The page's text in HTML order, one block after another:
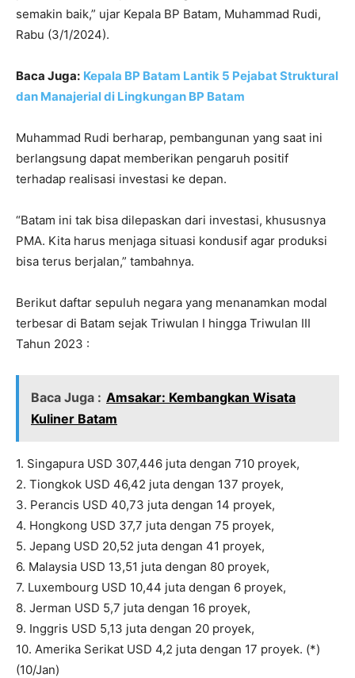
semakin baik,” ujar Kepala BP Batam, Muhammad Rudi,
Rabu (3/1/2024).
Baca Juga: Kepala BP Batam Lantik 5 Pejabat Struktural
dan Manajerial di Lingkungan BP Batam
Muhammad Rudi berharap, pembangunan yang saat ini
berlangsung dapat memberikan pengaruh positif
terhadap realisasi investasi ke depan.
“Batam ini tak bisa dilepaskan dari investasi, khususnya
PMA. Kita harus menjaga situasi kondusif agar produksi
bisa terus berjalan,” tambahnya.
Berikut daftar sepuluh negara yang menanamkan modal
terbesar di Batam sejak Triwulan I hingga Triwulan III
Tahun 2023 :
Baca Juga : Amsakar: Kembangkan Wisata
Kuliner Batam
1. Singapura USD 307,446 juta dengan 710 proyek,
2. Tiongkok USD 46,42 juta dengan 137 proyek,
3. Perancis USD 40,73 juta dengan 14 proyek,
4. Hongkong USD 37,7 juta dengan 75 proyek,
5. Jepang USD 20,52 juta dengan 41 proyek,
6. Malaysia USD 13,51 juta dengan 80 proyek,
7. Luxembourg USD 10,44 juta dengan 6 proyek,
8. Jerman USD 5,7 juta dengan 16 proyek,
9. Inggris USD 5,13 juta dengan 20 proyek,
10. Amerika Serikat USD 4,2 juta dengan 17 proyek. (*)
(10/Jan)